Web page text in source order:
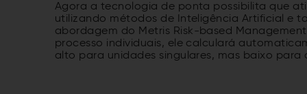
Agora a tecnologia de ponta possibilita que
utilizando métodos de Inteligência Artificial e
abordagem do Metris Risk-based
processo individuais, ele calculará
alto para unidades singulares, mas baixo para